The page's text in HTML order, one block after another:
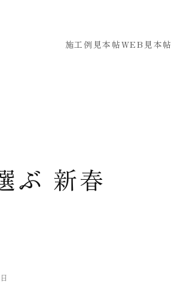
施工例 見本帖WEB見本帖
ぶ 新春